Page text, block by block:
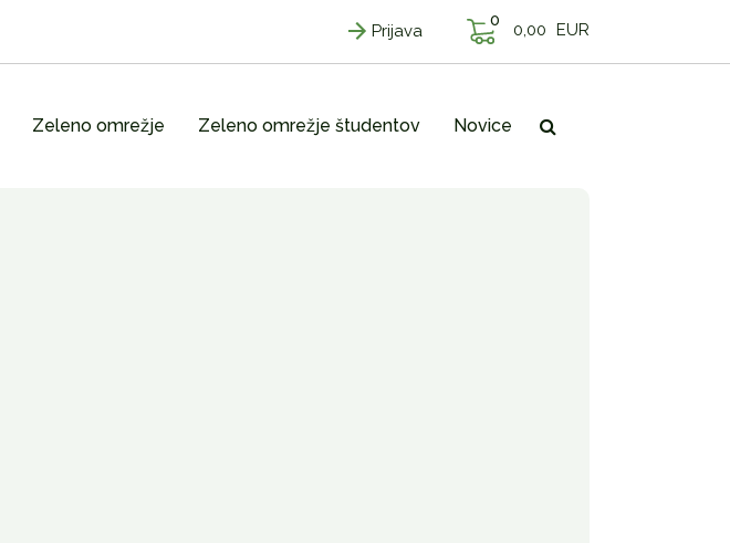
Prijava
0 0,00 EUR
Zeleno omrežje Zeleno omrežje študentov Novice